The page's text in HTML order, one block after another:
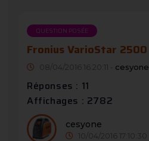
QUESTION POSÉE
Fronius VarioStar 2500
08/04/2016 16:20:11 - cesyone
Réponses : 11
Affichages : 2782
cesyone
10/04/2016 17:10:30